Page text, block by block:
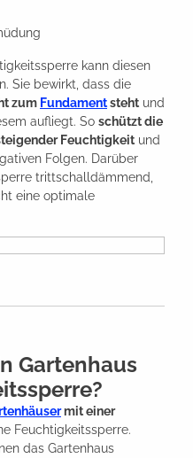
kann diesen
Sie bewirkt, dass die
zum Fundamentsteht und
aufliegt. So schützt die
Feuchtigkeit und
Folgen. Darüber
trittschalldämmend,
eine optimale
Gartenhaus
mit einer
Feuchtigkeitssperre.
das Gartenhaus